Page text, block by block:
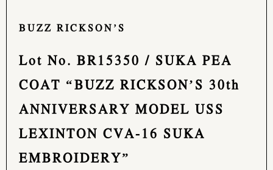
BUZZ RICKSON’S
Lot No. BR15350 / SUKA PEA
COAT “BUZZ RICKSON’S 30th
ANNIVERSARY MODEL USS
LEXINTON CVA-16 SUKA
EMBROIDERY”